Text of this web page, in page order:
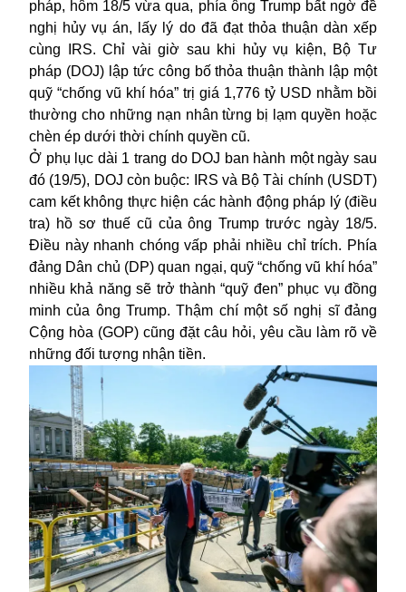
pháp, hôm 18/5 vừa qua, phía ông Trump bất ngờ đề
nghị hủy vụ án, lấy lý do đã đạt thỏa thuận dàn xếp
cùng IRS. Chỉ vài giờ sau khi hủy vụ kiện, Bộ Tư
pháp (DOJ) lập tức công bố thỏa thuận thành lập một
quỹ “chống vũ khí hóa” trị giá 1,776 tỷ USD nhằm bồi
thường cho những nạn nhân từng bị lạm quyền hoặc
chèn ép dưới thời chính quyền cũ.
Ở phụ lục dài 1 trang do DOJ ban hành một ngày sau
đó (19/5), DOJ còn buộc: IRS và Bộ Tài chính (USDT)
cam kết không thực hiện các hành động pháp lý (điều
tra) hồ sơ thuế cũ của ông Trump trước ngày 18/5.
Điều này nhanh chóng vấp phải nhiều chỉ trích. Phía
đảng Dân chủ (DP) quan ngại, quỹ “chống vũ khí hóa”
nhiều khả năng sẽ trở thành “quỹ đen” phục vụ đồng
minh của ông Trump. Thậm chí một số nghị sĩ đảng
Cộng hòa (GOP) cũng đặt câu hỏi, yêu cầu làm rõ về
những đối tượng nhận tiền.